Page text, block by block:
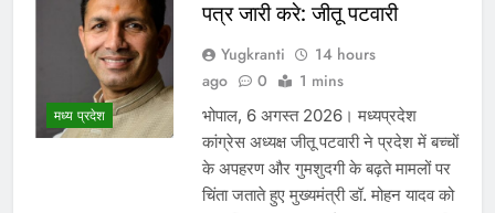
मध्य प्रदेश
पत्र जारी करे: जीतू पटवारी
Yugkranti
14 hours
ago
0 1 mins
भोपाल, 6 अगस्त 2026। मध्यप्रदेश
कांग्रेस अध्यक्ष जीतू पटवारी ने प्रदेश में बच्चों
के अपहरण और गुमशुदगी के बढ़ते मामलों पर
चिंता जताते हुए मुख्यमंत्री डॉ. मोहन यादव को